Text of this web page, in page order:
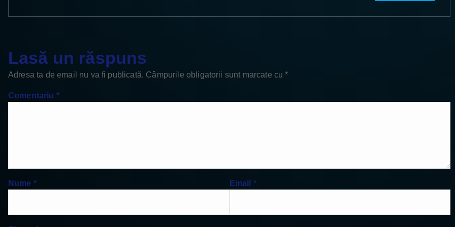
Lasă un răspuns
Adresa ta de email nu va fi publicată. Câmpurile obligatorii sunt marcate cu*
Comentariu *
Nume * Email *